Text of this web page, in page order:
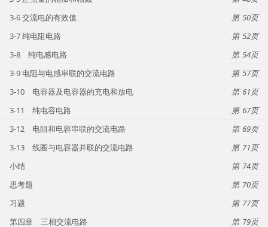
3-6 交流电的有效值
50
3-7 纯电阻电路
52
3-8 纯电感电路
54
3-9 电阻与电感串联的交流电路
57
3-10 电容器及电容器的充电和放电
61
3-11 纯电容电路
67
3-12 电阻和电容串联的交流电路
69
3-13 线圈与电容器并联的交流电路
71
小结
74
思考题
70
习题
77
第四章 三相交流电路
79